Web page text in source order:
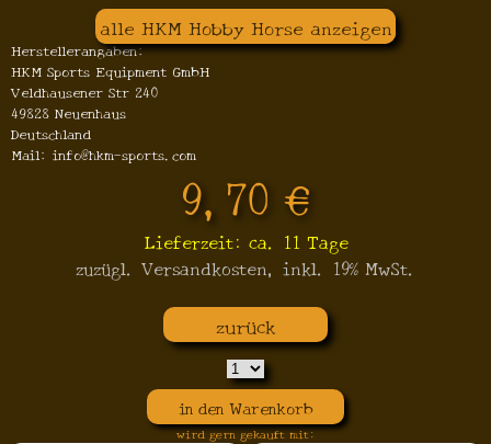
alle HKM Hobby Horse anzeigen
Herstellerangaben:
HKM Sports Equipment GmbH
Veldhausener Str 240
49828 Neuenhaus
Deutschland
Mail: info@hkm-sports.com
9,70 €
Lieferzeit: ca. 11 Tage
zuzügl. Versandkosten, inkl. 19% MwSt.
zurück
in den Warenkorb
wird gern gekauft mit: